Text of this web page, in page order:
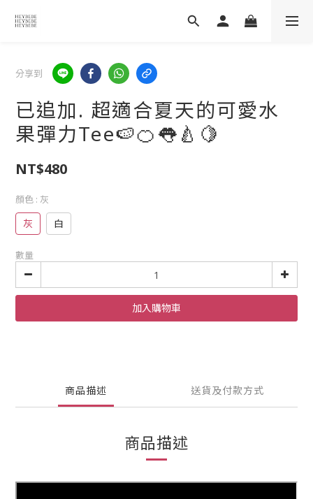
分享到
已追加. 超適合夏天的可愛水
果彈力Tee🍉🍊👅🍐🍋
NT$480
顏色 : 灰
灰 白
數量
加入購物車
商品描述 送貨及付款方式
商品描述